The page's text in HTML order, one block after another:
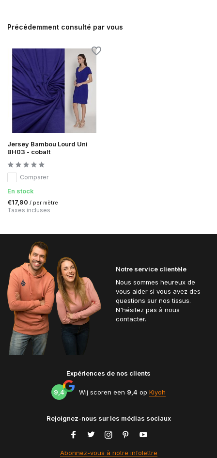
Précédemment consulté par vous
Jersey Bambou Lourd Uni
BH03 - cobalt
Comparer
En stock
€17,90 / per mètre
Taxes incluses
Notre service clientèle
Nous sommes heureux de
vous aider si vous avez des
questions sur nos tissus.
N'hésitez pas à nous
contacter.
Expériences de nos clients
9,4 Wij scoren een 9,4 op Kiyoh
Rejoignez-nous sur les médias sociaux
Abonnez-vous à notre infolettre